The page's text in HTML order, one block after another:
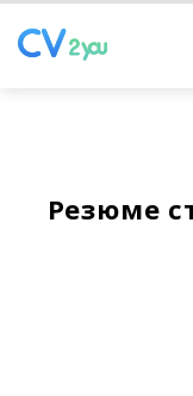
Резюме